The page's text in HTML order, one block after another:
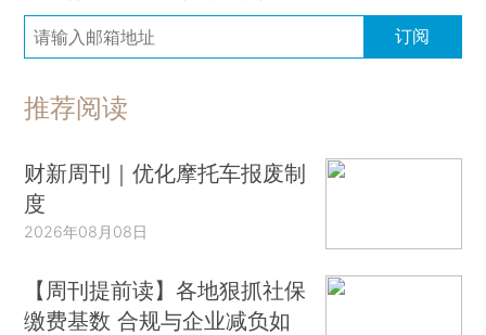
订阅
推荐阅读
财新周刊｜优化摩托车报废制
度
2026年08月08日
【周刊提前读】各地狠抓社保
缴费基数 合规与企业减负如